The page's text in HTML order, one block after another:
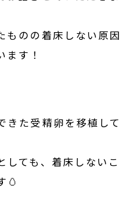
ものの着床しない原因
ます！
きた受精卵を移植して
しても、着床しないこ
🥚